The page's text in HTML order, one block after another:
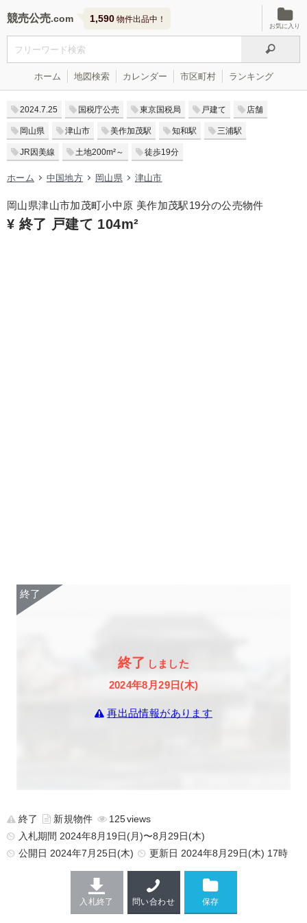
競売公売 1,590 物件出品中！
お気に入り
ホーム 地図検索 カレンダー 市区町村 ランキング
2024.7.25 国税庁公売 東京国税局 戸建て 店舗
岡山県 津山市 美作加茂駅 知和駅 三浦駅
JR因美線 土地200m²～ 徒歩19分
ホーム 中国地方 岡山県 津山市
岡山県津山市加茂町小中原 美作加茂駅19分の公売物件
¥ 終了 戸建て 104m²
終了 しました
2024年8月29日(木)
再出品情報があります
終了 新規物件
125
入札期間 2024年8月19日(月)〜8月29日(木)
公開日 2024年7月25日(木) 更新日 2024年8月29日(木) 17時
入札終了 問い合わせ